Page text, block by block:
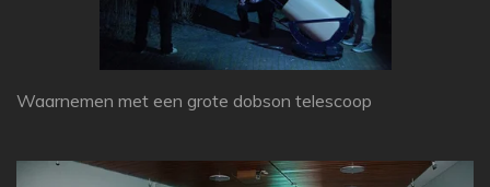
Waarnemen met een grote dobson telescoop